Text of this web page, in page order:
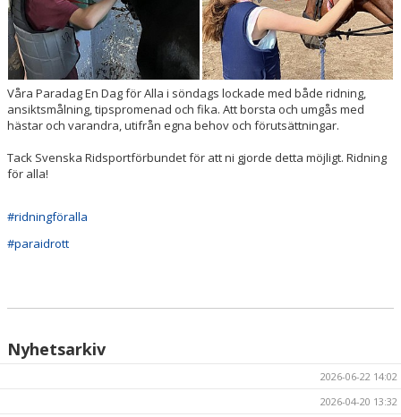
Våra Paradag En Dag för Alla i söndags lockade med både ridning,
ansiktsmålning, tipspromenad och fika. Att borsta och umgås med
hästar och varandra, utifrån egna behov och förutsättningar.
Tack Svenska Ridsportförbundet för att ni gjorde detta möjligt. Ridning
för alla!
#ridningföralla
#paraidrott
Nyhetsarkiv
2026-06-22 14:02
2026-04-20 13:32